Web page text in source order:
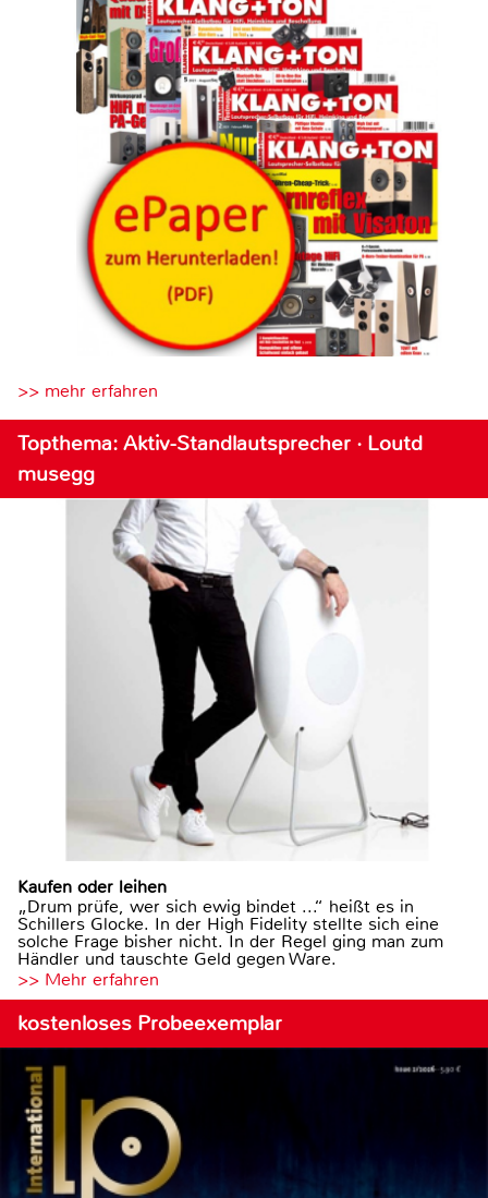
>> mehr erfahren
Topthema: Aktiv-Standlautsprecher · Loutd
musegg
Kaufen oder leihen
„Drum prüfe, wer sich ewig bindet ...“ heißt es in
Schillers Glocke. In der High Fidelity stellte sich eine
solche Frage bisher nicht. In der Regel ging man zum
Händler und tauschte Geld gegen Ware.
>> Mehr erfahren
kostenloses Probeexemplar